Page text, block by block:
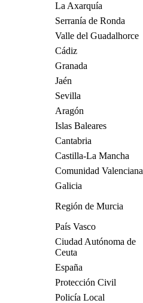
La Axarquía
Serranía de Ronda
Valle del Guadalhorce
Cádiz
Granada
Jaén
Sevilla
Aragón
Islas Baleares
Cantabria
Castilla-La Mancha
Comunidad Valenciana
Galicia
Región de Murcia
País Vasco
Ciudad Autónoma de
Ceuta
España
Protección Civil
Policía Local